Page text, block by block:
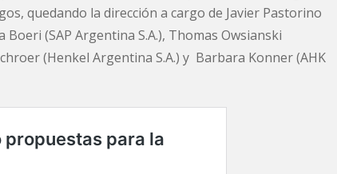
quedando la dirección a cargo de Javier Pastorino
(SAP Argentina S.A.), Thomas Owsianski
(Henkel Argentina S.A.) y Barbara Konner(AHK